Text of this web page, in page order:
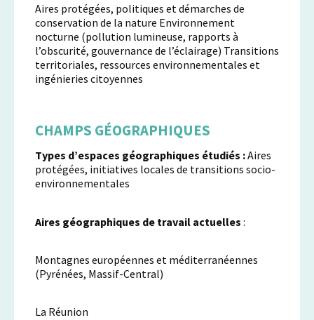
Aires protégées, politiques et démarches de
conservation de la nature Environnement
nocturne (pollution lumineuse, rapports à
l’obscurité, gouvernance de l’éclairage) Transitions
territoriales, ressources environnementales et
ingénieries citoyennes
CHAMPS GÉOGRAPHIQUES
Types d’espaces géographiques étudiés :Aires
protégées, initiatives locales de transitions socio-
environnementales
Aires géographiques de travail actuelles :
Montagnes européennes et méditerranéennes
(Pyrénées, Massif-Central)
La Réunion